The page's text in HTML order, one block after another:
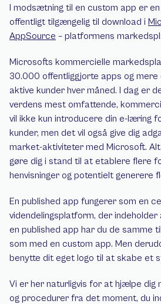
I modsætning til en custom app er
offentligt tilgængelig til download i
AppSource – platformens
Microsofts kommercielle
30.000 offentliggjorte apps og
aktive kunder hver måned. I dag er
verdens mest omfattende,
vil ikke kun introducere din e-læring
kunder, men det vil også give dig
market-aktiviteter med Microsoft.
gøre dig i stand til at etablere flere
henvisninger og potentielt generere
En published app fungerer som en
videndelingsplatform, der indeholder
en published app har du de samme
som med en custom app. Men
benytte dit eget logo til at skabe et
Vi er her naturligvis for at hjælpe dig
og procedurer fra det moment, du